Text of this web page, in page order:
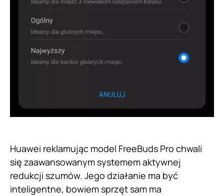
Huawei reklamując model FreeBuds Pro chwali
się zaawansowanym systemem aktywnej
redukcji szumów. Jego działanie ma być
inteligentne, bowiem sprzęt sam ma